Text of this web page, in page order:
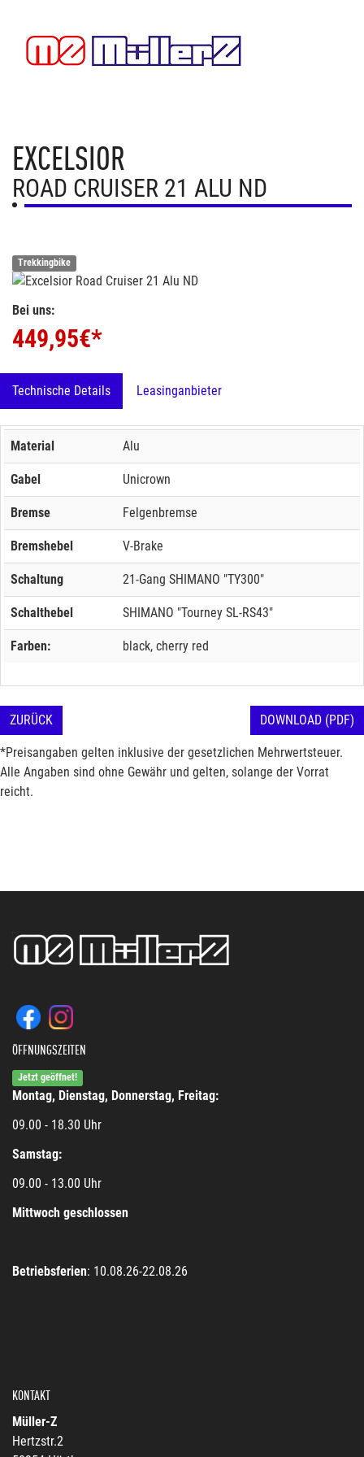
EXCELSIOR
ROAD CRUISER 21 ALU ND
Trekkingbike
Bei uns:
449,95€*
Technische Details Leasinganbieter
Material Alu
Gabel Unicrown
Bremse Felgenbremse
Bremshebel V-Brake
Schaltung 21-Gang SHIMANO "TY300"
Schalthebel SHIMANO "Tourney SL-RS43"
Farben: black, cherry red
ZURÜCK DOWNLOAD (PDF)
*Preisangaben gelten inklusive der gesetzlichen Mehrwertsteuer.
Alle Angaben sind ohne Gewähr und gelten, solange der Vorrat
reicht.
ÖFFNUNGSZEITEN
Jetzt geöffnet!
Montag, Dienstag, Donnerstag, Freitag:
09.00 - 18.30 Uhr
Samstag:
09.00 - 13.00 Uhr
Mittwoch geschlossen
Betriebsferien: 10.08.26-22.08.26
KONTAKT
Müller-Z
Hertzstr.2